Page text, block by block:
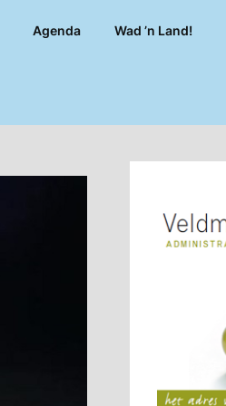
Agenda Wad ’n Land!